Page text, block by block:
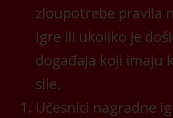
zloupotrebe pravila
igre ili ukoliko je
događaja koji imaju
sile.
Učesnici nagradne